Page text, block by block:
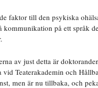
faktor till den psykiska
på ett språk
av just detta är
Teaterakademin och
men är nu tillbaka, och